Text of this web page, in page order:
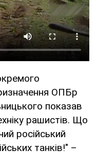
ОПБр
показав
рашистів. Що
pоcійський
танків!" –